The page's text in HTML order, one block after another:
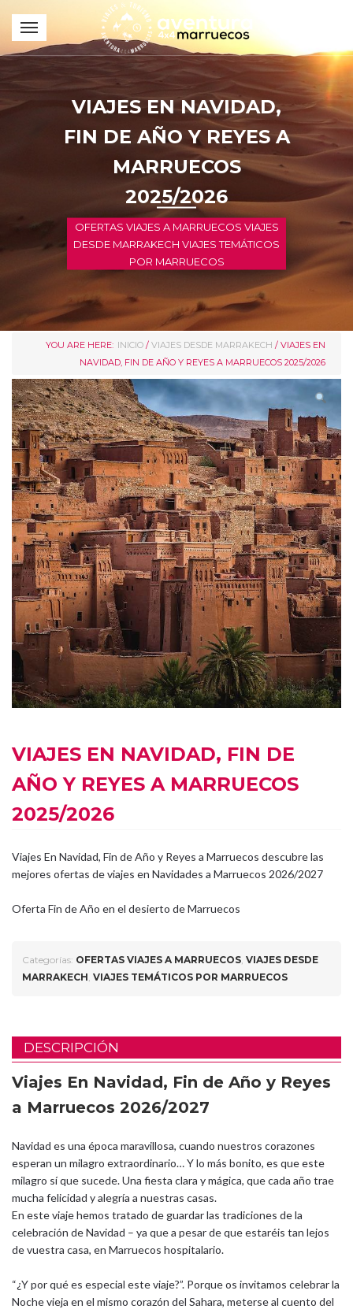
VIAJES EN NAVIDAD,
FIN DE AÑO Y REYES A
MARRUECOS
2025/2026
OFERTAS VIAJES A MARRUECOS VIAJES
DESDE MARRAKECH VIAJES TEMÁTICOS
POR MARRUECOS
YOU ARE HERE: INICIO / VIAJES DESDE MARRAKECH / VIAJES EN
NAVIDAD, FIN DE AÑO Y REYES A MARRUECOS 2025/2026
VIAJES EN NAVIDAD, FIN DE
AÑO Y REYES A MARRUECOS
2025/2026
Viajes En Navidad, Fin de Año y Reyes a Marruecos descubre las
mejores ofertas de viajes en Navidades a Marruecos 2026/2027
Oferta Fin de Año en el desierto de Marruecos
Categorías: OFERTAS VIAJES A MARRUECOS, VIAJES DESDE
MARRAKECH, VIAJES TEMÁTICOS POR MARRUECOS
DESCRIPCIÓN
Viajes En Navidad, Fin de Año y Reyes
a Marruecos 2026/2027
Navidad es una época maravillosa, cuando nuestros corazones
esperan un milagro extraordinario… Y lo más bonito, es que este
milagro sí que sucede. Una fiesta clara y mágica, que cada año trae
mucha felicidad y alegría a nuestras casas.
En este viaje hemos tratado de guardar las tradiciones de la
celebración de Navidad – ya que a pesar de que estaréis tan lejos
de vuestra casa, en Marruecos hospitalario.
“¿Y por qué es especial este viaje?”. Porque os invitamos celebrar la
Noche vieja en el mismo corazón del Sahara, meterse al cuento del